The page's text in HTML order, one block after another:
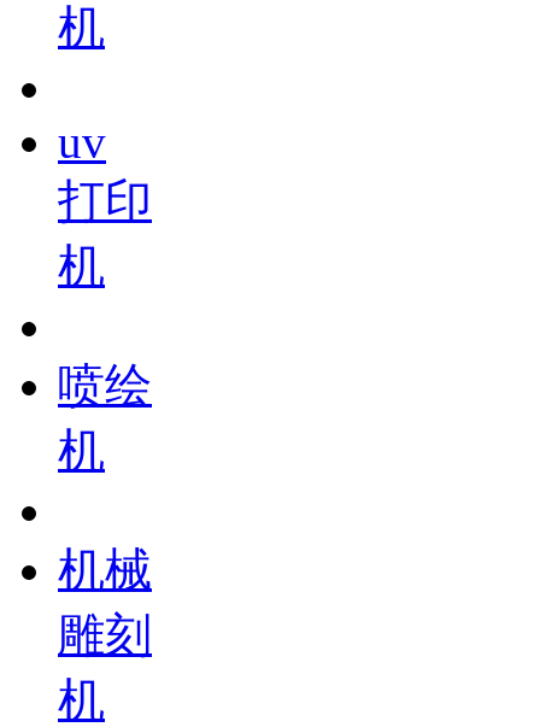
机
uv
打印
机
喷绘
机
机械
雕刻
机